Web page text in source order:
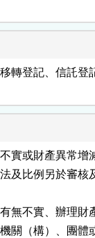
轉登記、信託登
實或財產異常增
及比例另於審核
無不實、辦理財
關（構）、團體